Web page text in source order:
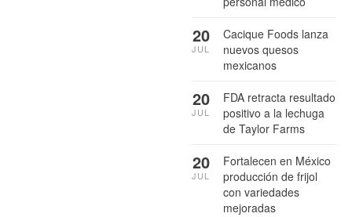
Cacique Foods lanza
nuevos quesos
mexicanos
20
JUL
FDA retracta resultado
positivo a la lechuga
de Taylor Farms
20
JUL
Fortalecen en México
producción de frijol
con variedades
mejoradas
20
JUL